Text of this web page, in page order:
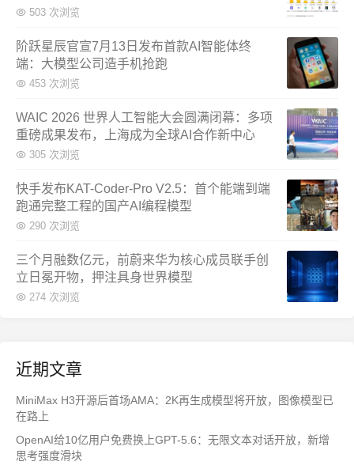
503 次浏览
阶跃星辰官宣7月13日发布首款AI智能体终
端：大模型公司造手机抢跑
453 次浏览
WAIC 2026 世界人工智能大会圆满闭幕：多项
重磅成果发布，上海成为全球AI合作新中心
305 次浏览
快手发布KAT-Coder-Pro V2.5：首个能端到端
跑通完整工程的国产AI编程模型
290 次浏览
三个月融数亿元，前蔚来华为核心成员联手创
立日冕开物，押注具身世界模型
274 次浏览
近期文章
MiniMax H3开源后首场AMA：2K再生成模型将开放，图像模型已
在路上
OpenAI给10亿用户免费换上GPT-5.6：无限文本对话开放，新增
思考强度滑块